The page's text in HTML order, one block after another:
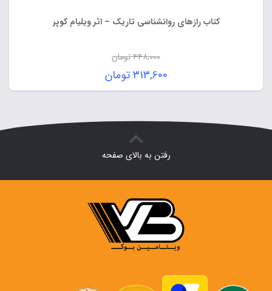
کتاب رازهای روانشناسی تاریک – اثر ویلیام کوپر
۴۴۸,۰۰۰تومان
قیمت
اصلی:
بود.
۳۱۳,۶۰۰تومان
قیمت
۳۱۳,۶۰۰ تومان.
رفتن به بالای صفحه